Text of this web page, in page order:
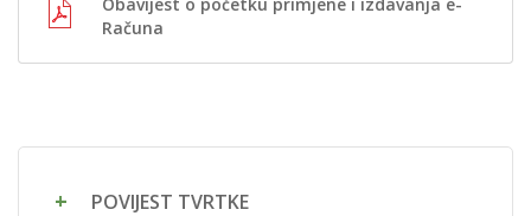
Računa
POVIJEST TVRTKE